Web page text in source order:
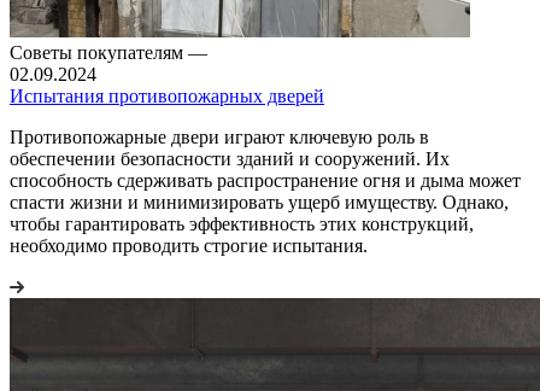
Советы покупателям —
02.09.2024
Испытания противопожарных дверей
Противопожарные двери играют ключевую роль в
обеспечении безопасности зданий и сооружений. Их
способность сдерживать распространение огня и дыма может
спасти жизни и минимизировать ущерб имуществу. Однако,
чтобы гарантировать эффективность этих конструкций,
необходимо проводить строгие испытания.